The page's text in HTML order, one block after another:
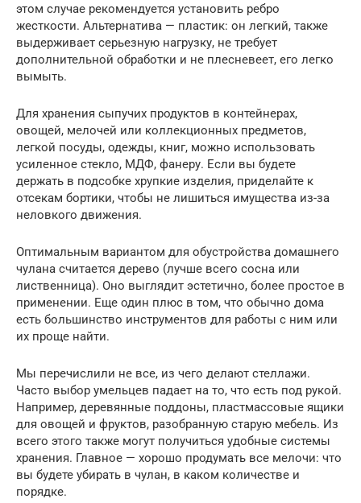
этом случае рекомендуется установить ребро
жесткости. Альтернатива — пластик: он легкий, также
выдерживает серьезную нагрузку, не требует
дополнительной обработки и не плесневеет, его легко
вымыть.
Для хранения сыпучих продуктов в контейнерах,
овощей, мелочей или коллекционных предметов,
легкой посуды, одежды, книг, можно использовать
усиленное стекло, МДФ, фанеру. Если вы будете
держать в подсобке хрупкие изделия, приделайте к
отсекам бортики, чтобы не лишиться имущества из-за
неловкого движения.
Оптимальным вариантом для обустройства домашнего
чулана считается дерево (лучше всего сосна или
лиственница). Оно выглядит эстетично, более простое в
применении. Еще один плюс в том, что обычно дома
есть большинство инструментов для работы с ним или
их проще найти.
Мы перечислили не все, из чего делают стеллажи.
Часто выбор умельцев падает на то, что есть под рукой.
Например, деревянные поддоны, пластмассовые ящики
для овощей и фруктов, разобранную старую мебель. Из
всего этого также могут получиться удобные системы
хранения. Главное — хорошо продумать все мелочи: что
вы будете убирать в чулан, в каком количестве и
порядке.